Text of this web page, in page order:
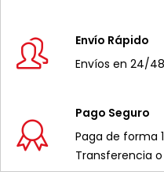
Envío Rápido
Envíos en 24/
Pago Seguro
Paga de forma
Transferencia